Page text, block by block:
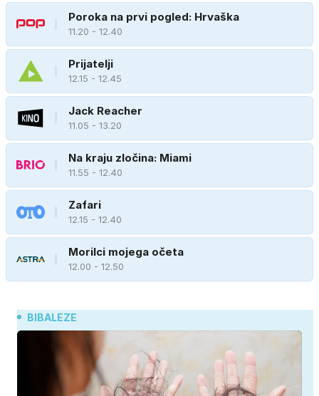
Poroka na prvi pogled: Hrvaška
11.20 - 12.40
Prijatelji
12.15 - 12.45
Jack Reacher
11.05 - 13.20
Na kraju zločina: Miami
11.55 - 12.40
Zafari
12.15 - 12.40
Morilci mojega očeta
12.00 - 12.50
BIBALEZE